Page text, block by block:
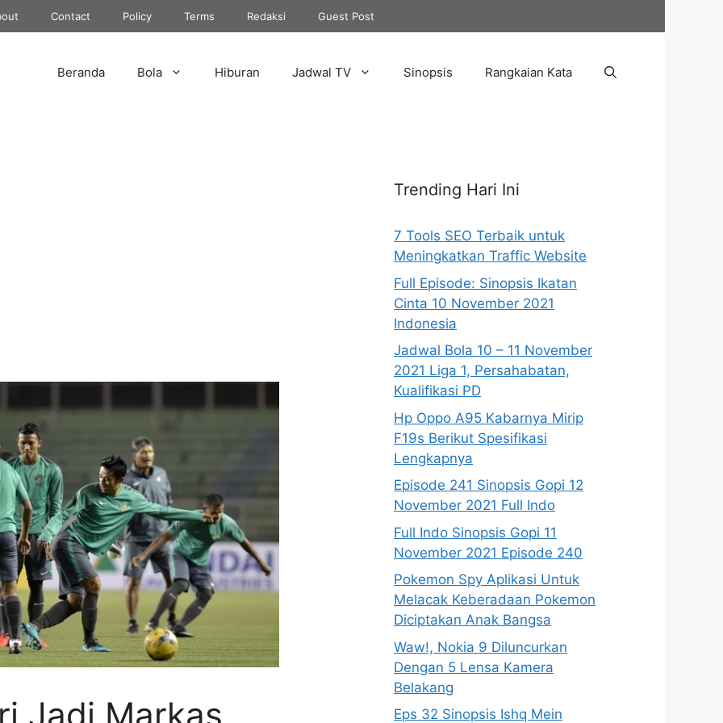
Contact Policy Terms Redaksi Guest Post
Beranda Bola Hiburan Jadwal TV Sinopsis Rangkaian Kata
Jadi Markas
Trending Hari Ini
7 Tools SEO Terbaik untuk
Meningkatkan Traffic Website
Full Episode: Sinopsis Ikatan
Cinta 10 November 2021
Indonesia
Jadwal Bola 10 – 11 November
2021 Liga 1, Persahabatan,
Kualifikasi PD
Hp Oppo A95 Kabarnya Mirip
F19s Berikut Spesifikasi
Lengkapnya
Episode 241 Sinopsis Gopi 12
November 2021 Full Indo
Full Indo Sinopsis Gopi 11
November 2021 Episode 240
Pokemon Spy Aplikasi Untuk
Melacak Keberadaan Pokemon
Diciptakan Anak Bangsa
Waw!, Nokia 9 Diluncurkan
Dengan 5 Lensa Kamera
Belakang
Eps 32 Sinopsis Ishq Mein